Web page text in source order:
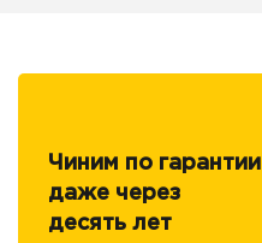
Чиним по гарантии
даже через
десять лет